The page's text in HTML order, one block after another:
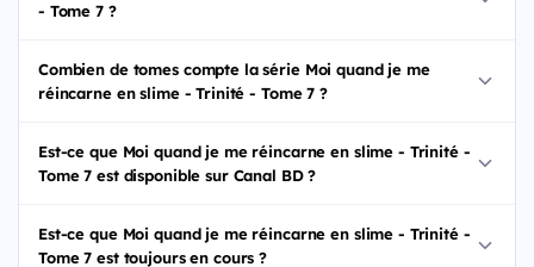
- Tome 7 ?
Combien de tomes compte la série Moi quand je me
réincarne en slime - Trinité - Tome 7 ?
Est-ce que Moi quand je me réincarne en slime - Trinité -
Tome 7 est disponible sur Canal BD ?
Est-ce que Moi quand je me réincarne en slime - Trinité -
Tome 7 est toujours en cours ?